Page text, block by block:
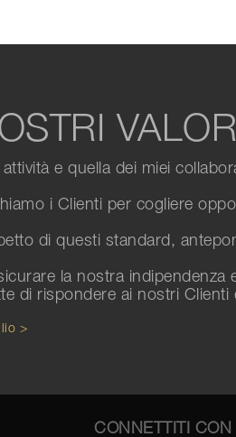
VALORI
attività e quella dei miei
i Clienti per cogliere
di questi standard,
la nostra
di rispondere ai nostri Clienti
>
CONNETTITI CON